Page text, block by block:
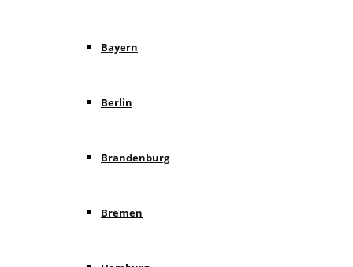
Bayern
Berlin
Brandenburg
Bremen